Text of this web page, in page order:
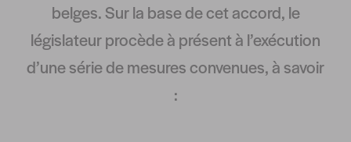
belges. Sur la base de cet accord, le
législateur procède à présent à l’exécution
d’une série de mesures convenues, à savoir
: